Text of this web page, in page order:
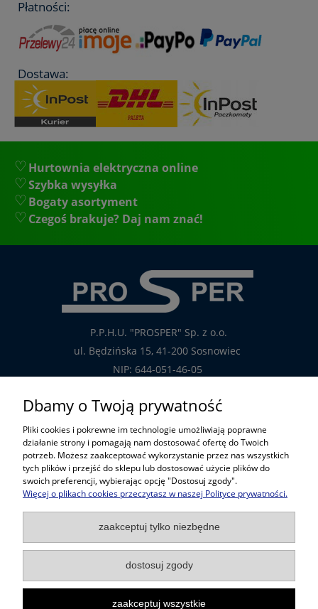
Płatności:
Dostawa:
Hurtownia elektryczna online
Szybka wysyłka
Bogaty asortyment
Czegoś brakuje? Daj nam znać!
P.P.H.U. "PROSPER" Sp. z o.o.
ul. Będzińska 15, 41-200 Sosnowiec
NIP: 644-051-46-05
tel.: 32-785-29-00
tel. kom: 609-808-147
handlowy@prosper.com.pl
Informacje
Pomoc w zakupach
Popularne kategorie
Dbamy o Twoją prywatność
Pliki cookies i pokrewne im technologie umożliwiają poprawne
działanie strony i pomagają nam dostosować ofertę do Twoich
potrzeb. Możesz zaakceptować wykorzystanie przez nas wszystkich
tych plików i przejść do sklepu lub dostosować użycie plików do
swoich preferencji, wybierając opcję "Dostosuj zgody".
Więcej o plikach cookies przeczytasz w naszej Polityce prywatności.
zaakceptuj tylko niezbędne
dostosuj zgody
zaakceptuj wszystkie